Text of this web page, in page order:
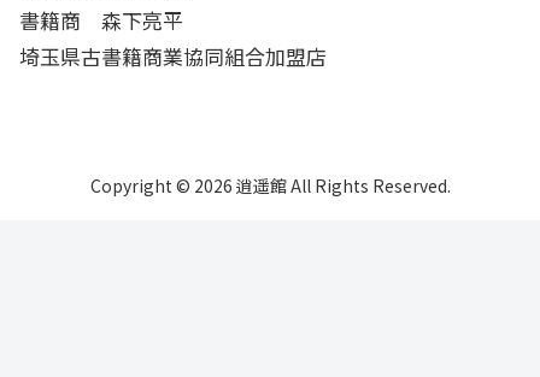
書籍商 森下亮平
埼玉県古書籍商業協同組合加盟店
Copyright © 2026 逍遥館 All Rights Reserved.